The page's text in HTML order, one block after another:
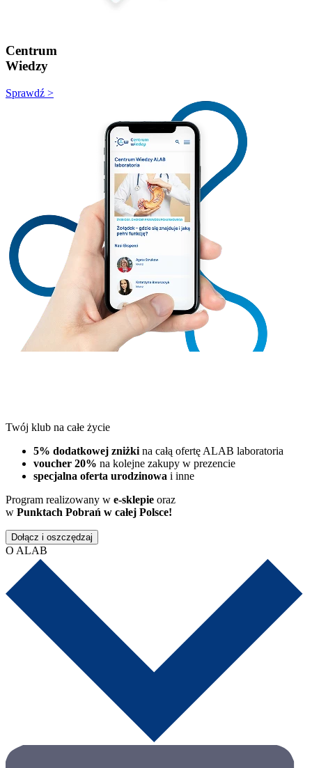
Centrum
Wiedzy
Sprawdź >
Twój klub na całe życie
5% dodatkowej zniżki na całą ofertę ALAB laboratoria
voucher 20% na kolejne zakupy w prezencie
specjalna oferta urodzinowa i inne
Program realizowany w e-sklepie oraz
w Punktach Pobrań w całej Polsce!
Dołącz i oszczędzaj
O ALAB